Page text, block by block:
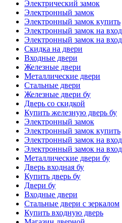
Электрический замок
Электронный замок
Электронный замок купить
Электронный замок на
Электронный замок на
Скидка на двери
Входные двери
Железные двери
Металлические двери
Стальные двери
Железные двери бу
Дверь со скидкой
Купить железную дверь бу
Электронный замок
Электронный замок купить
Электронный замок на
Электронный замок на
Металлические двери бу
Дверь входная бу
Купить дверь бу
Двери бу
Входные двери
Стальные двери с зеркалом
Купить входную дверь